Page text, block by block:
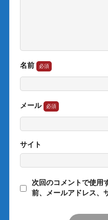
名前
メール
サイト
次回のコメントで使用
前、メールアドレス、